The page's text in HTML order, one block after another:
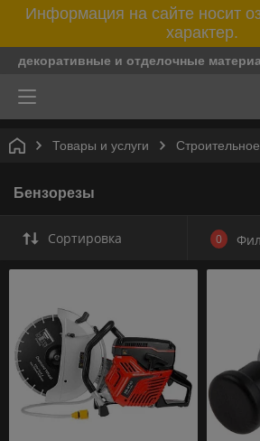
Информация на сайте носит
характер.
декоративные и отделочные
Товары и услуги
Бензорезы
Сортировка 0